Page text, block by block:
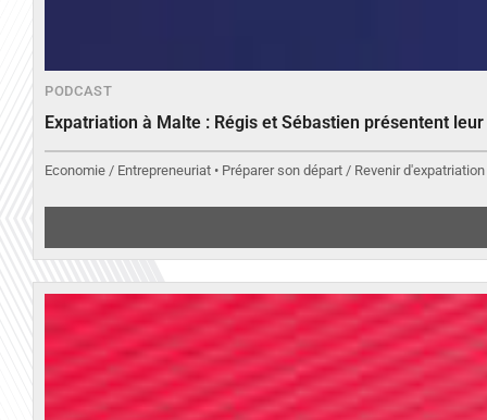
PODCAST
Expatriation à Malte : Régis et Sébastien présentent
Economie / Entrepreneuriat • Préparer son départ / Revenir d'expatriation